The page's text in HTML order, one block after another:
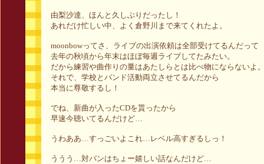
由梨沙達、ほんと久しぶりだったし！
あれだけ忙しい中、よく倉野川まで来てくれたよ。
moonbowってさ、ライブの出演依頼は全部受けてるんだって
去年の秋頃から年末はほぼ毎週ライブしてたみたい。
だから練習や曲作りの量はあたしらとは比べ物にならないよ
それで、学校とバンド活動両立させてるんだから
本当に尊敬するし！
でね、新曲が入ったCDを貰ったから
早速今聴いてるんだけど…
うわああ…すっごいよこれ…レベル高すぎるしっ！
ううう…対バンはちょー嬉しい話なんだけど…